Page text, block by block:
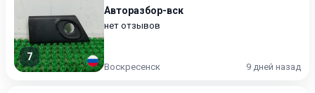
7
Авторазбор-вск
нет отзывов
Воскресенск 9 дней назад